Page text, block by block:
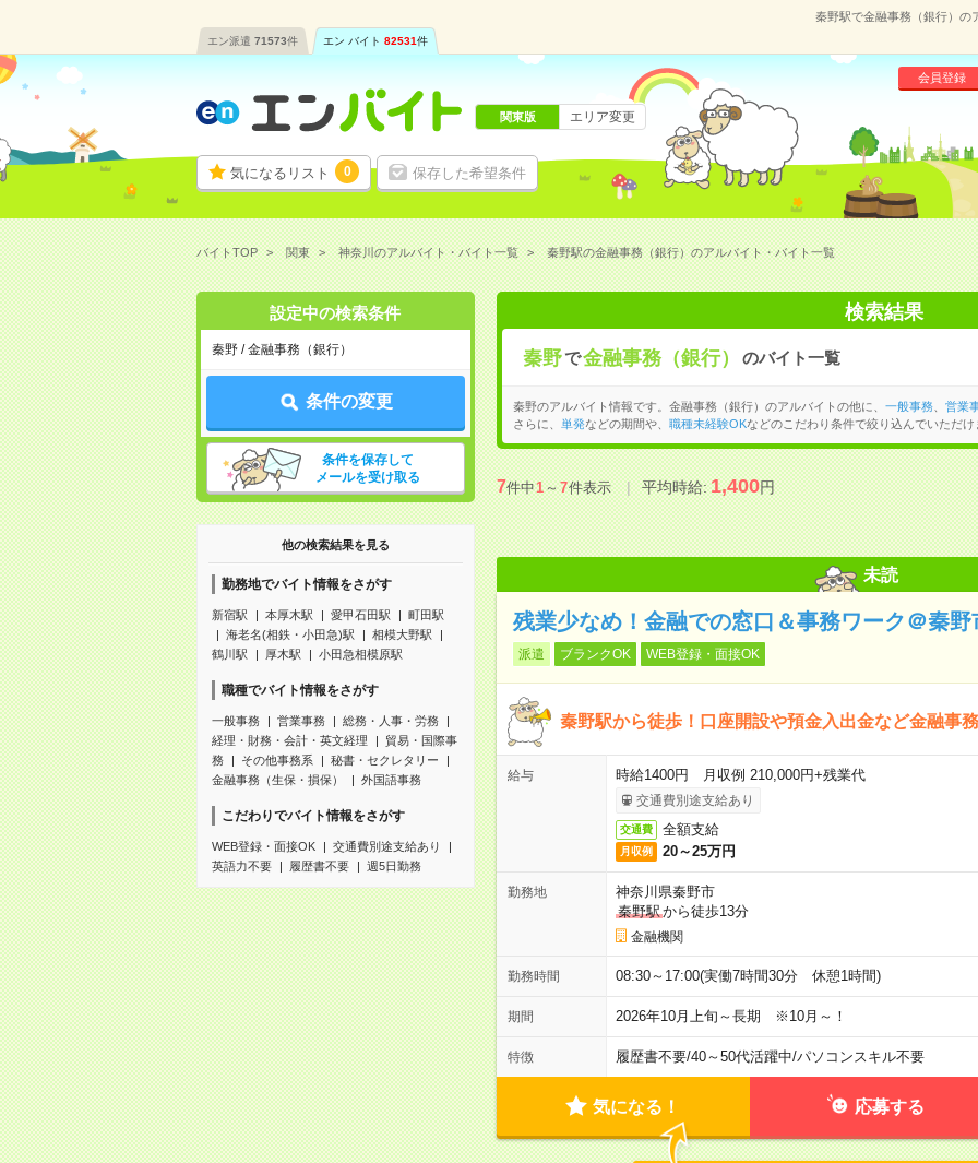
秦野駅で金融事務（銀行）の
エン派遣 71573件 エン バイト 82531件
気になるリスト 0 保存した希望条件
会員登録
関東版 エリア変更
バイトTOP 関東 神奈川のアルバイト・バイト一覧 秦野駅の金融事務（銀行）のアルバイト・バイト一覧
設定中の検索条件
秦野 / 金融事務（銀行）
条件の変更
条件を保存して
メールを受け取る
他の検索結果を見る
勤務地でバイト情報をさがす
新宿駅 本厚木駅 愛甲石田駅
町田駅
海老名(相鉄・小田急)駅
相模大野駅
鶴川駅
厚木駅 小田急相模原駅
職種でバイト情報をさがす
一般事務 営業事務
総務・人事・労務
経理・財務・会計・英文経理
貿易・国際事
務
その他事務系
秘書・セクレタリー
金融事務（生保・損保）
外国語事務
こだわりでバイト情報をさがす
WEB登録・面接OK
交通費別途支給あり
英語力不要
履歴書不要 週5日勤務
検索結果
秦野で金融事務（銀行） のバイト一覧
秦野のアルバイト情報です。金融事務（銀行）のアルバイトの他に、 一般事務、 営業
さらに、
単発などの期間や、 職種未経験OKなどのこだわり条件で絞り込んでいただけ
7件中1～7件表示 平均時給:1,400円
未読
残業少なめ！金融での窓口＆事務ワーク＠秦
派遣 ブランクOK WEB登録・面接OK
秦野駅から徒歩！口座開設や預金入出金など金融事
給与 時給1400円 月収例 210,000円+残業代
交通費別途支給あり
交通費 全額支給
月収例 20～25万円
勤務地
神奈川県秦野市
秦野駅から徒歩13分
金融機関
勤務時間 08:30～17:00(実働7時間30分 休憩1時間)
期間 2026年10月上旬～長期 ※10月～！
特徴 履歴書不要/40～50代活躍中/パソコンスキル不要
気になる！ 応募する